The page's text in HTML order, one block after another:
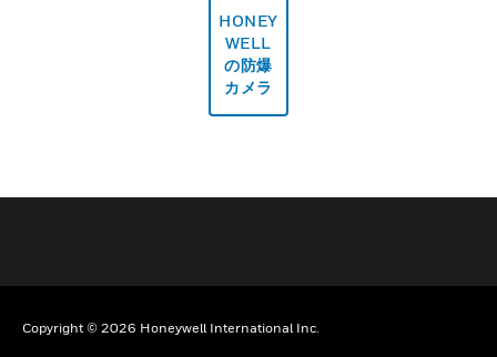
HONEY
WELL
の防爆
カメラ
Copyright © 2026 Honeywell International Inc.